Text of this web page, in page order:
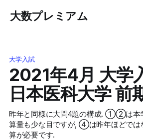
大数プレミアム
大学入試
2021年4月 大学
日本医科大学 前
昨年と同様に大問4題の構成. ①②は本
算量も少な目ですが, ④は昨年ほどでは
算が必要です.